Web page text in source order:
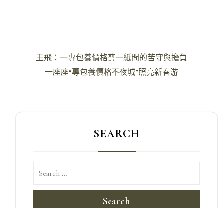
王飛：一專包養價格剪一紙間的苦守與擔負
一座座“專包養價格不夜城”照亮新春游
SEARCH
Search